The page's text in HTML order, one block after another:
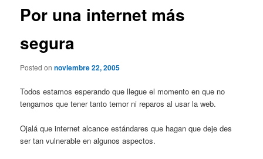
Por una internet más
segura
Posted onnoviembre 22, 2005
Todos estamos esperando que llegue el momento en que no
tengamos que tener tanto temor ni reparos al usar la web.
Ojalá que internet alcance estándares que hagan que deje des
ser tan vulnerable en algunos aspectos.